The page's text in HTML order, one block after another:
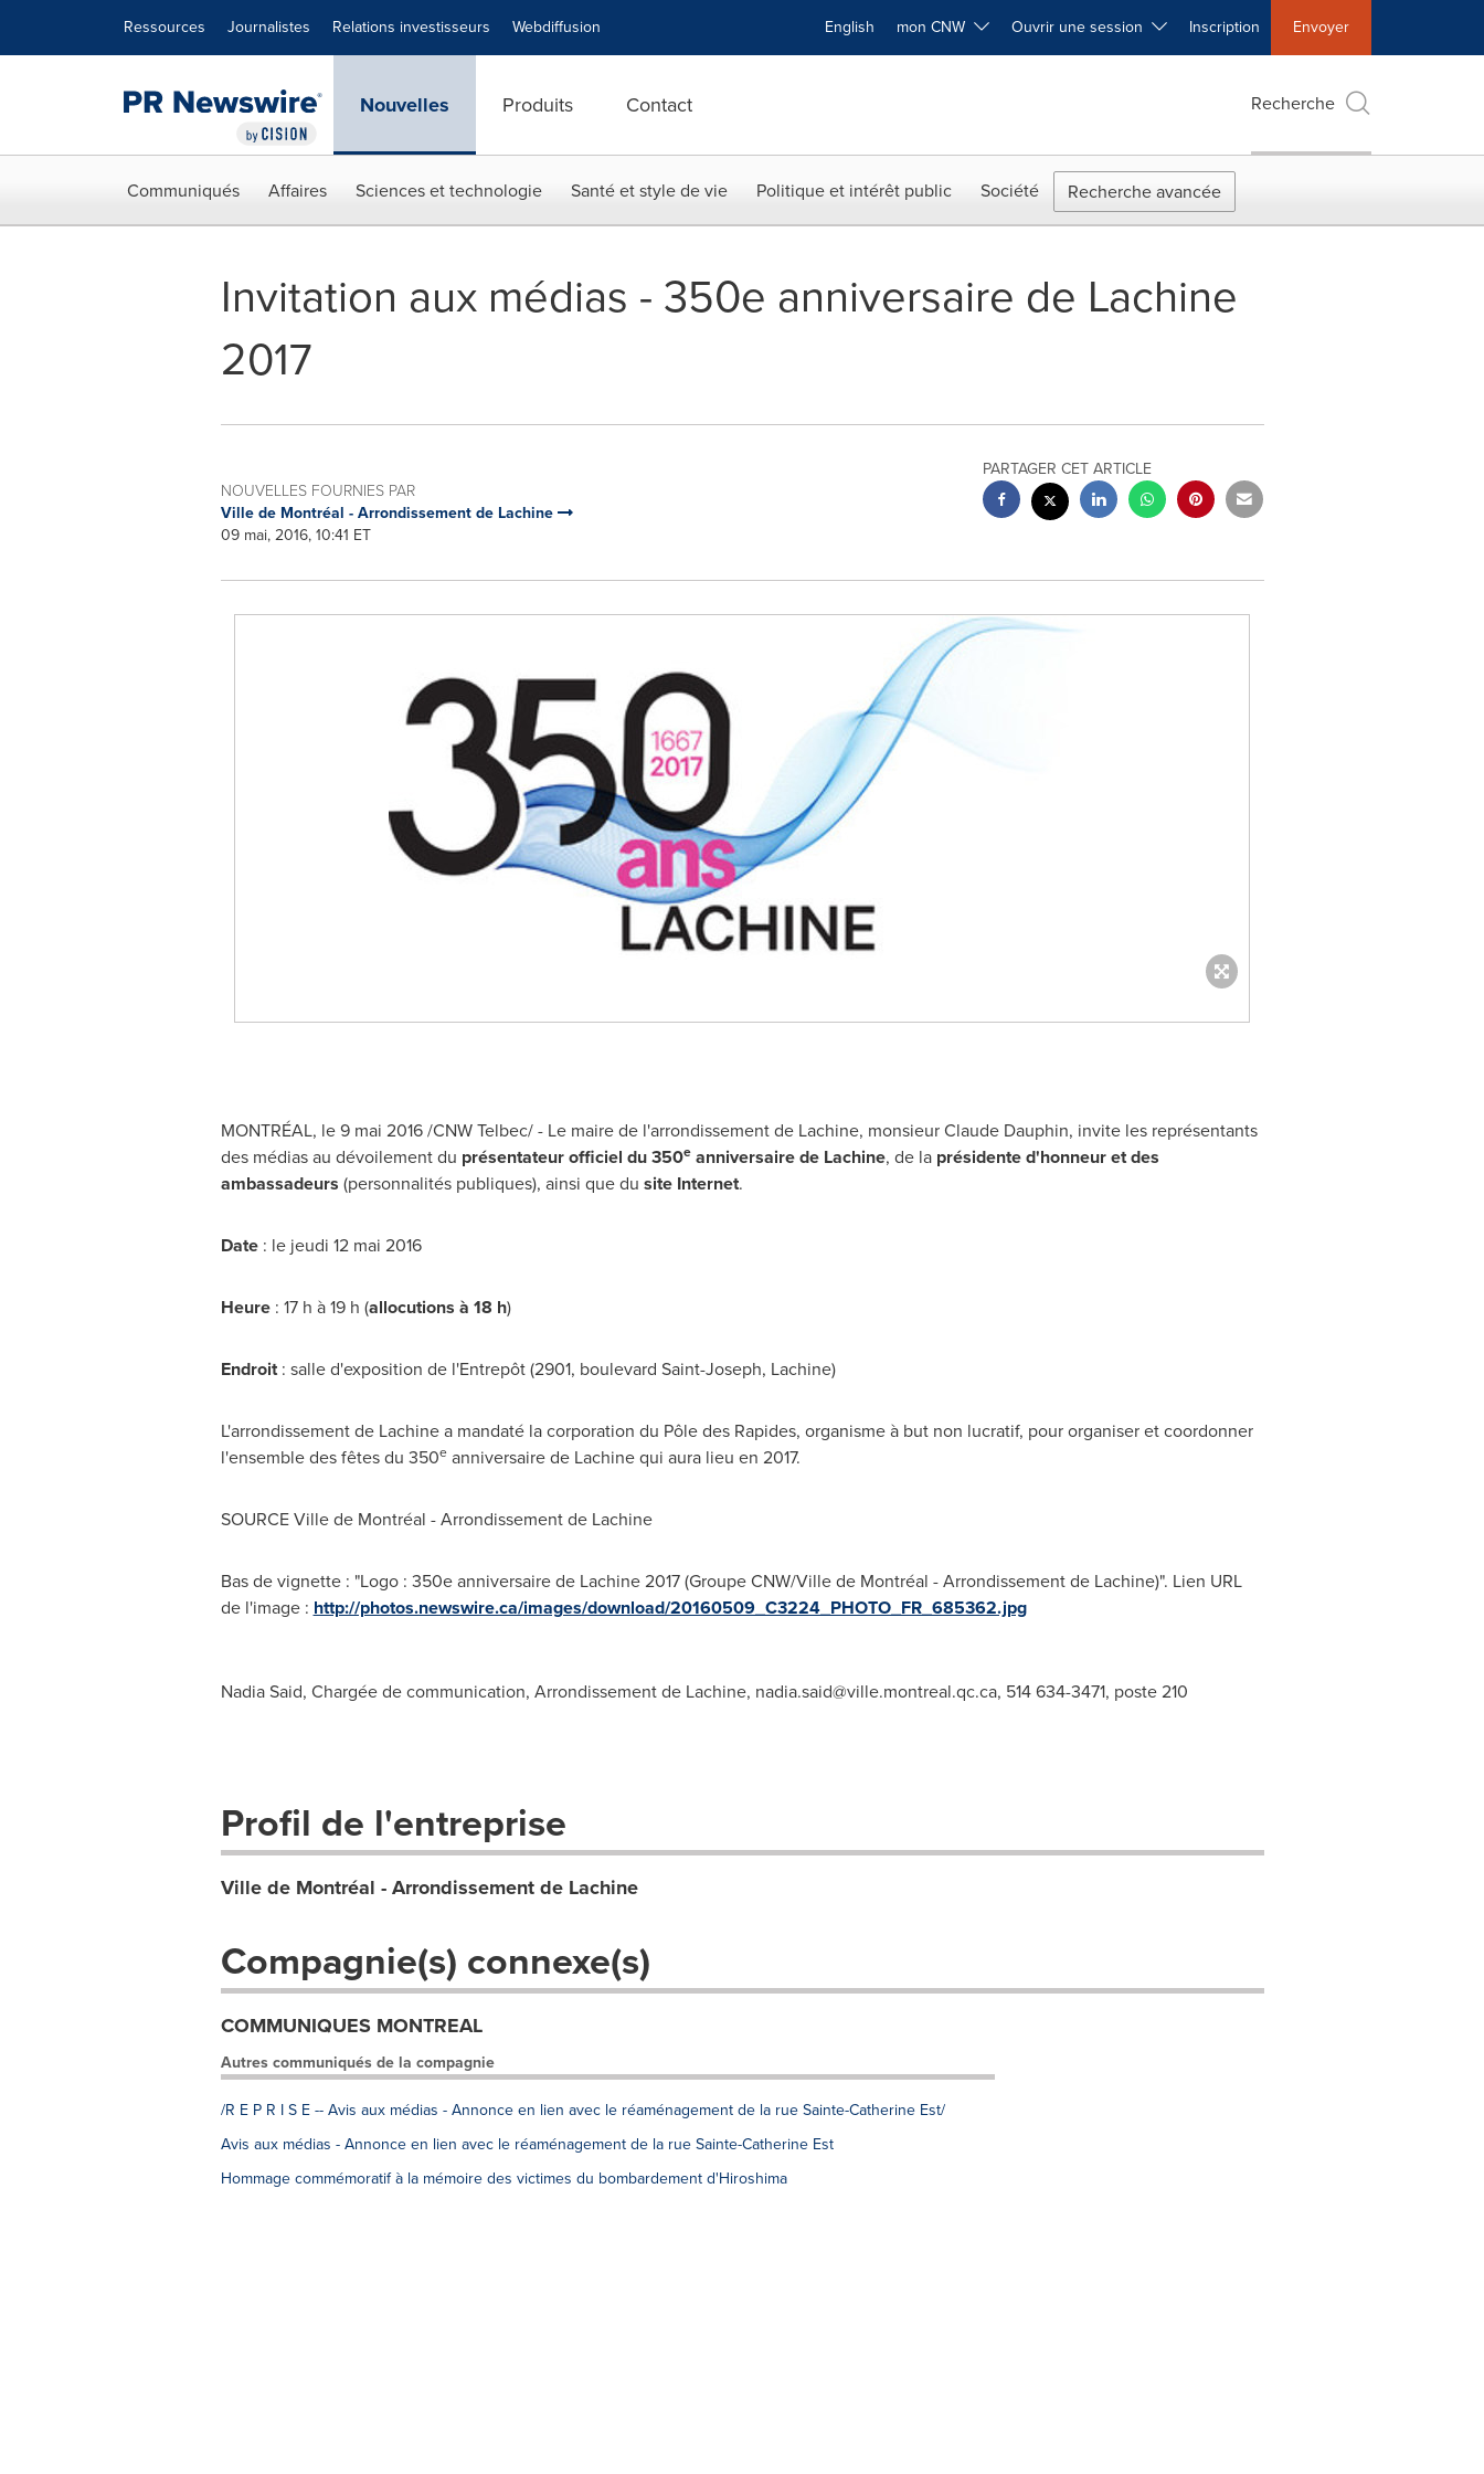
Ressources Journalistes Relations investisseurs Webdiffusion English mon CNW Ouvrir une session Inscription Envoyer
Nouvelles Produits Contact Recherche
Communiqués Affaires Sciences et technologie Santé et style de vie Politique et intérêt public Société Recherche avancée
Invitation aux médias - 350e anniversaire de Lachine
2017
NOUVELLES FOURNIES PAR
Ville de Montréal - Arrondissement de Lachine
09 mai, 2016, 10:41 ET
PARTAGER CET ARTICLE
MONTRÉAL, le 9 mai 2016 /CNW Telbec/ - Le maire de l'arrondissement de Lachine, monsieurClaude Dauphin, invite les représentants
des médias au dévoilement du présentateur officiel du 350eanniversaire de Lachine, de la présidente d'honneur et des
ambassadeurs (personnalités publiques), ainsi que du site Internet.
Date : le jeudi 12 mai 2016
Heure: 17 h à 19 h (allocutions à 18 h)
Endroit: salle d'exposition de l'Entrepôt (2901, boulevard Saint-Joseph, Lachine)
L'arrondissement de Lachinea mandaté la corporation du Pôle des Rapides, organisme à but non lucratif, pour organiser et coordonner
l'ensemble des fêtes du 350eanniversaire de Lachinequi aura lieu en 2017.
SOURCE Ville de Montréal - Arrondissement de Lachine
Bas de vignette : "Logo : 350e anniversaire de Lachine 2017 (Groupe CNW/Ville de Montréal - Arrondissement de Lachine)". Lien URL
de l'image : http://photos.newswire.ca/images/download/20160509_C3224_PHOTO_FR_685362.jpg
Nadia Said, Chargée de communication, Arrondissement de Lachine, nadia.said@ville.montreal.qc.ca, 514 634-3471, poste 210
Profil de l'entreprise
Ville de Montréal - Arrondissement de Lachine
Compagnie(s) connexe(s)
COMMUNIQUES MONTREAL
Autres communiqués de la compagnie
/R E P R I S E -- Avis aux médias - Annonce en lien avec le réaménagement de la rue Sainte-Catherine Est/
Avis aux médias - Annonce en lien avec le réaménagement de la rue Sainte-Catherine Est
Hommage commémoratif à la mémoire des victimes du bombardement d'Hiroshima